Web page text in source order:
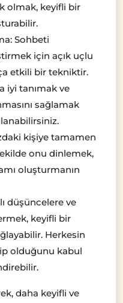
olmak, keyifli bir
Sohbeti
için açık uçlu
etkili bir tekniktir.
iyi tanımak ve
sağlamak
kişiye tamamen
onu dinlemek,
oluşturmanın
düşüncelere ve
keyifli bir
Herkesin
olduğunu kabul
daha keyifli ve